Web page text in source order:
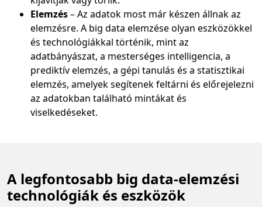
Elemzés– Az adatok most már készen állnak az
elemzésre. A big data elemzése olyan eszközökkel
és technológiákkal történik, mint az
adatbányászat, a mesterséges intelligencia, a
prediktív elemzés, a gépi tanulás és a statisztikai
elemzés, amelyek segítenek feltárni és előrejelezni
az adatokban található mintákat és
viselkedéseket.
A legfontosabb big data-elemzési
technológiák és eszközök